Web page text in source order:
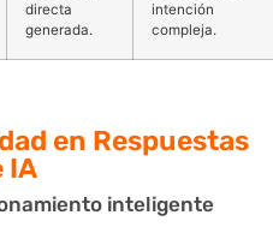
directa
generada.
intención
compleja.
en Respuestas
IA
inteligente